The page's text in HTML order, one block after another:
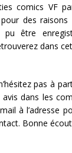
comics VF
des
pu être
dans
pas à
dans les
à l’adresse
Bonne